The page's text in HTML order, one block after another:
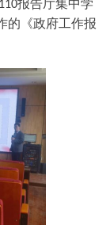
110报告厅集中学
的《政府工作报